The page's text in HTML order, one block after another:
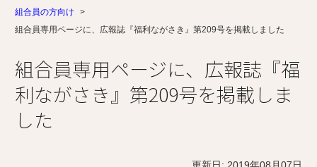
組合員の方向け
>
組合員専用ページに、広報誌『福利ながさき』第209号を掲載しました
組合員専用ページに、広報誌『福
利ながさき』第209号を掲載しま
した